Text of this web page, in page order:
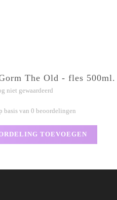
The Old - fles 500ml.
niet gewaardeerd
basis van 0 beoordelingen
TOEVOEGEN